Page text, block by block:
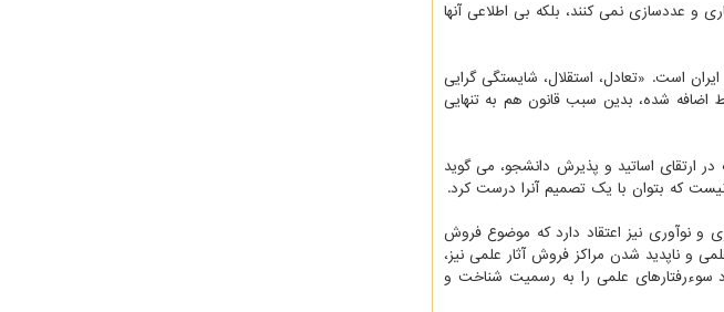
و عددسازی نمی کنند، بلکه بی اطلاعی آنها
است. «تعادل، استقلال، شایستگی گرایی
اضافه شده، بدین سبب قانون هم به تنهایی
در ارتقای اساتید و پذیرش دانشجو، می گوید
که بتوان با یک تصمیم آنرا درست کرد.
و نوآوری نیز اعتقاد دارد که موضوع فروش
و ناپدید شدن مراکز فروش آثار علمی نیز،
سوءرفتارهای علمی را به رسمیت شناخت و